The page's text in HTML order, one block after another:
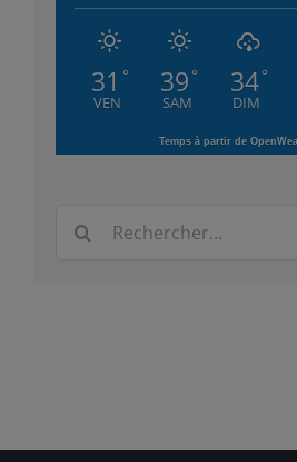
31 °
VEN
39 °
SAM
34°
DIM
Temps à partir de